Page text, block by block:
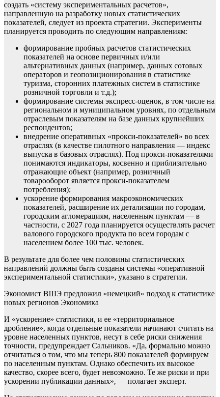
создать «систему экспериментальных расчетов»,
направленную на разработку новых статистических
показателей, следует из проекта стратегии. Эксперименты
планируется проводить по следующим направлениям:
формирование пробных расчетов статистических
показателей на основе первичных и/или
альтернативных данных (например, данных сотовых
операторов и геопозиционирования в статистике
туризма, сторонних платежных систем в статистике
розничной торговли и т.д.);
формирование системы экспресс-оценок, в том числе на
региональном и муниципальном уровнях, по отдельным
отраслевым показателям на базе данных крупнейших
респондентов;
внедрение оперативных «прокси-показателей» во всех
отраслях (в качестве пилотного направления — индекс
выпуска в базовых отраслях). Под прокси-показателями
понимаются индикаторы, косвенно и приблизительно
отражающие объект (например, розничный
товарооборот является прокси-показателем
потребления);
ускорение формирования макроэкономических
показателей, расширение их детализации по городам,
городским агломерациям, населенным пунктам — в
частности, с 2027 года планируется осуществлять расчет
валового городского продукта по всем городам с
населением более 100 тыс. человек.
В результате для более чем половины статистических
направлений должны быть созданы системы «оперативной
экспериментальной статистики», указано в стратегии.
Экономист ВШЭ предложил «немецкий» подход к статистике
новых регионов Экономика
И «ускорение» статистики, и ее «территориальное
дробление», когда отдельные показатели начинают считать на
уровне населенных пунктов, несут в себе риски снижения
точности, предупреждает Сальников. «Да, формально можно
отчитаться о том, что мы теперь 800 показателей формируем
по населенным пунктам. Однако обеспечить их высокое
качество, скорее всего, будет невозможно. Те же риски и при
ускорении публикации данных», — полагает эксперт.